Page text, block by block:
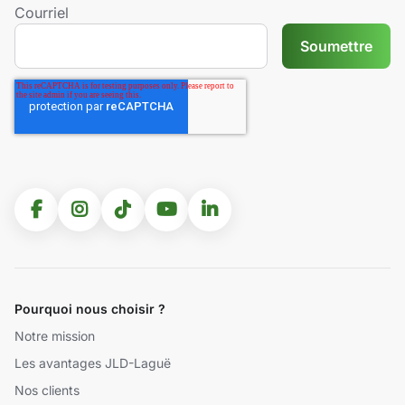
Courriel
Pourquoi nous choisir ?
Notre mission
Les avantages JLD-Laguë
Nos clients